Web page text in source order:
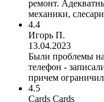
ремонт.
механики,
4.4
Игорь П.
13.04.2023
Были проблемы
телефон -
причем
4.5
Cards Cards